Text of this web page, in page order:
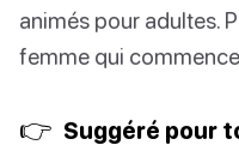
animés pour adultes.
femme qui
👉 Suggéré pour